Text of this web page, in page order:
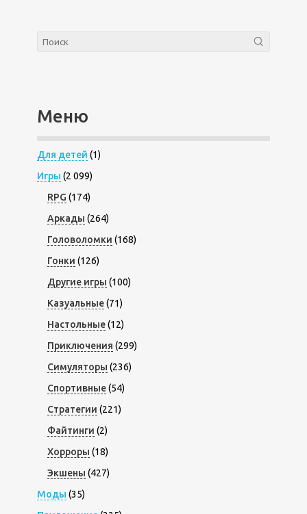
Меню
Для детей (1)
Игры (2 099)
RPG (174)
Аркады (264)
Головоломки (168)
Гонки (126)
Другие игры (100)
Казуальные(71)
Настольные(12)
Приключения (299)
Симуляторы (236)
Спортивные(54)
Стратегии (221)
Файтинги (2)
Хорроры (18)
Экшены (427)
Моды (35)